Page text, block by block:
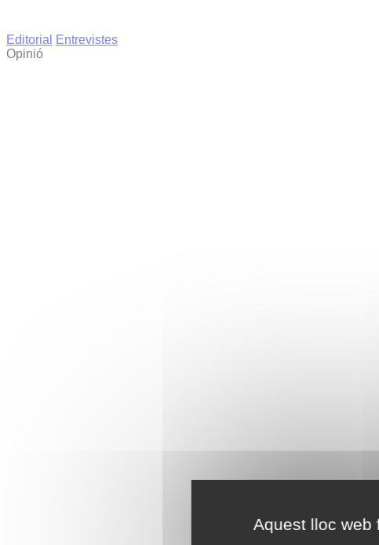
Aquest lloc web
Editorial
Entrevistes
Opinió